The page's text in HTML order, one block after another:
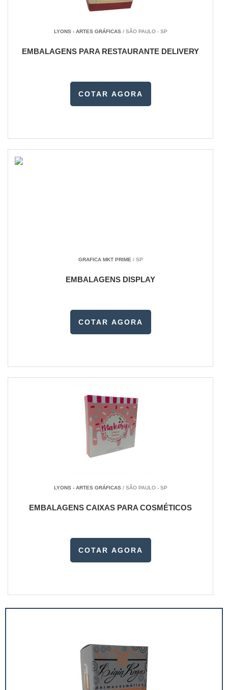
LYONS - ARTES GRÁFICAS/ SÃO PAULO - SP
EMBALAGENS PARA RESTAURANTE DELIVERY
COTAR AGORA
GRAFICA MKT PRIME/ SP
EMBALAGENS DISPLAY
COTAR AGORA
LYONS - ARTES GRÁFICAS/ SÃO PAULO - SP
EMBALAGENS CAIXAS PARA COSMÉTICOS
COTAR AGORA